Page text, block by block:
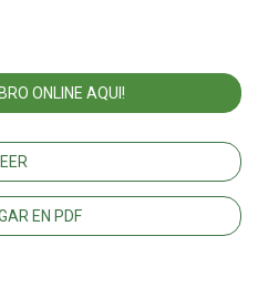
ONLINE AQUI!
LEER
EN PDF